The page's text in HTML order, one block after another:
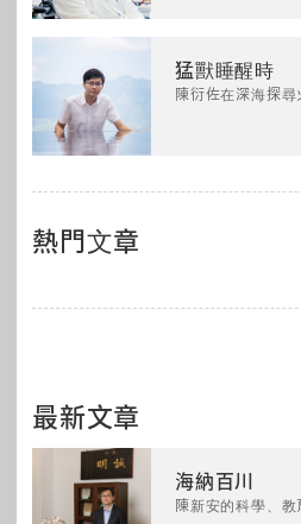
猛獸睡醒時
陳衍佐在深海探
熱門文章
最新文章
海納百川
陳新安的科學、